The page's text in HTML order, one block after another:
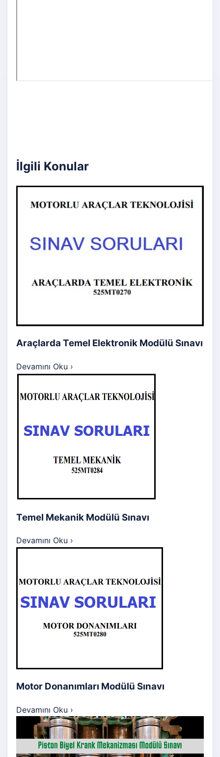
İlgili Konular
Araçlarda Temel Elektronik Modülü Sınavı
Devamını Oku ›
Temel Mekanik Modülü Sınavı
Devamını Oku ›
Motor Donanımları Modülü Sınavı
Devamını Oku ›